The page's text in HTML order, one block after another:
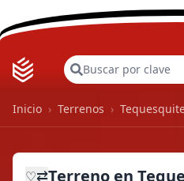
Buscar
Inicio › Terrenos ›
♡⇄Terreno en